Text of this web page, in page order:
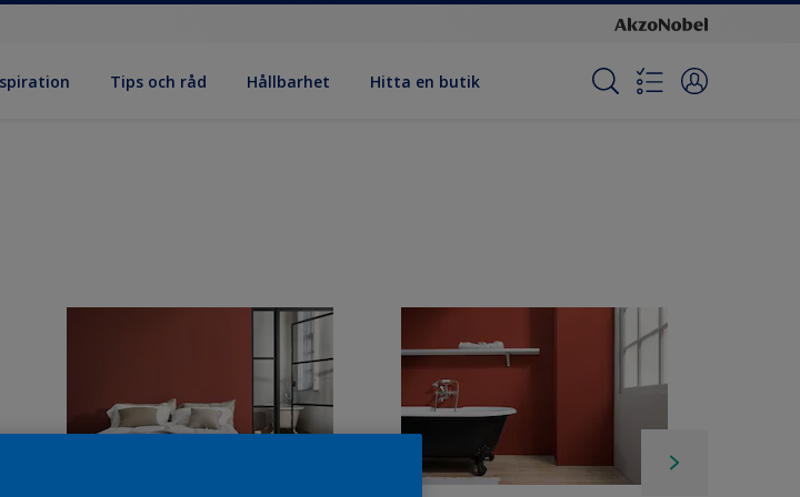
Tips och råd Hållbarhet Hitta en butik